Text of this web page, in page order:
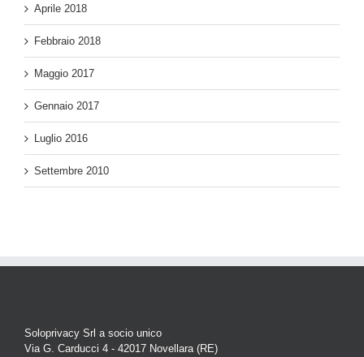
Aprile 2018
Febbraio 2018
Maggio 2017
Gennaio 2017
Luglio 2016
Settembre 2010
Soloprivacy Srl a socio unico
Via G. Carducci 4 - 42017 Novellara (RE)